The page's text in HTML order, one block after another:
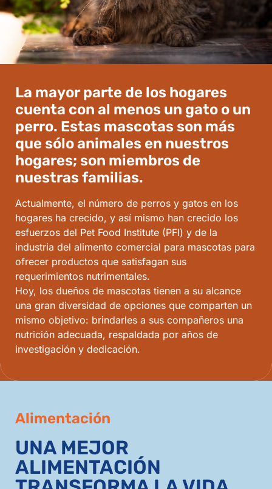
La mayor parte de los hogares
cuenta con al menos un gato o un
perro. Estas mascotas son más
que sólo animales en nuestros
hogares; son miembros de
nuestras familias.
Actualmente, el número de perros y gatos en los
hogares ha crecido, y así mismo han crecido los
esfuerzos del Pet Food Institute (PFI) y de la
industria del alimento comercial para mascotas para
ofrecer productos que satisfagan sus
requerimientos nutrimentales.
Hoy, los dueños de mascotas tienen a su alcance
una gran diversidad de opciones que comparten un
mismo objetivo: brindarles a sus compañeros una
nutrición adecuada, respaldada por años de
investigación y dedicación.
Alimentación
UNA MEJOR
ALIMENTACIÓN